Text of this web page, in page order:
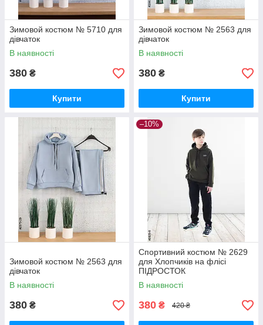
Зимовой костюм № 5710 для
дівчаток
В наявності
380 ₴
Купити
Зимовой костюм № 2563 для
дівчаток
В наявності
380 ₴
Купити
Зимовой костюм № 2563 для
дівчаток
В наявності
380 ₴
–10%
Спортивний костюм № 2629
для Хлопчиків на флісі
ПІДРОСТОК
В наявності
380 ₴ 420 ₴